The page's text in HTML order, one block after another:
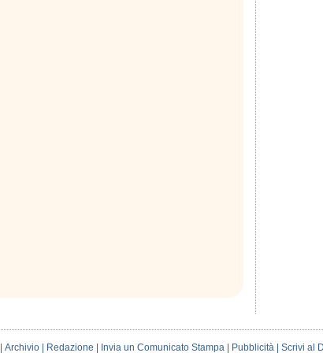
Archivio| Redazione Invia un Comunicato Stampa| Pubblicità| Scrivi al